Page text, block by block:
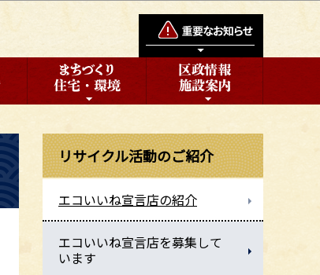
リサイクル活動のご紹介
エコいいね宣言店の紹介
エコいいね宣言店を募集して
います